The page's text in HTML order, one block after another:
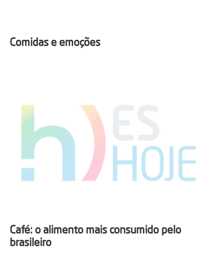
Comidas e emoções
Café: o alimento mais consumido pelo
brasileiro